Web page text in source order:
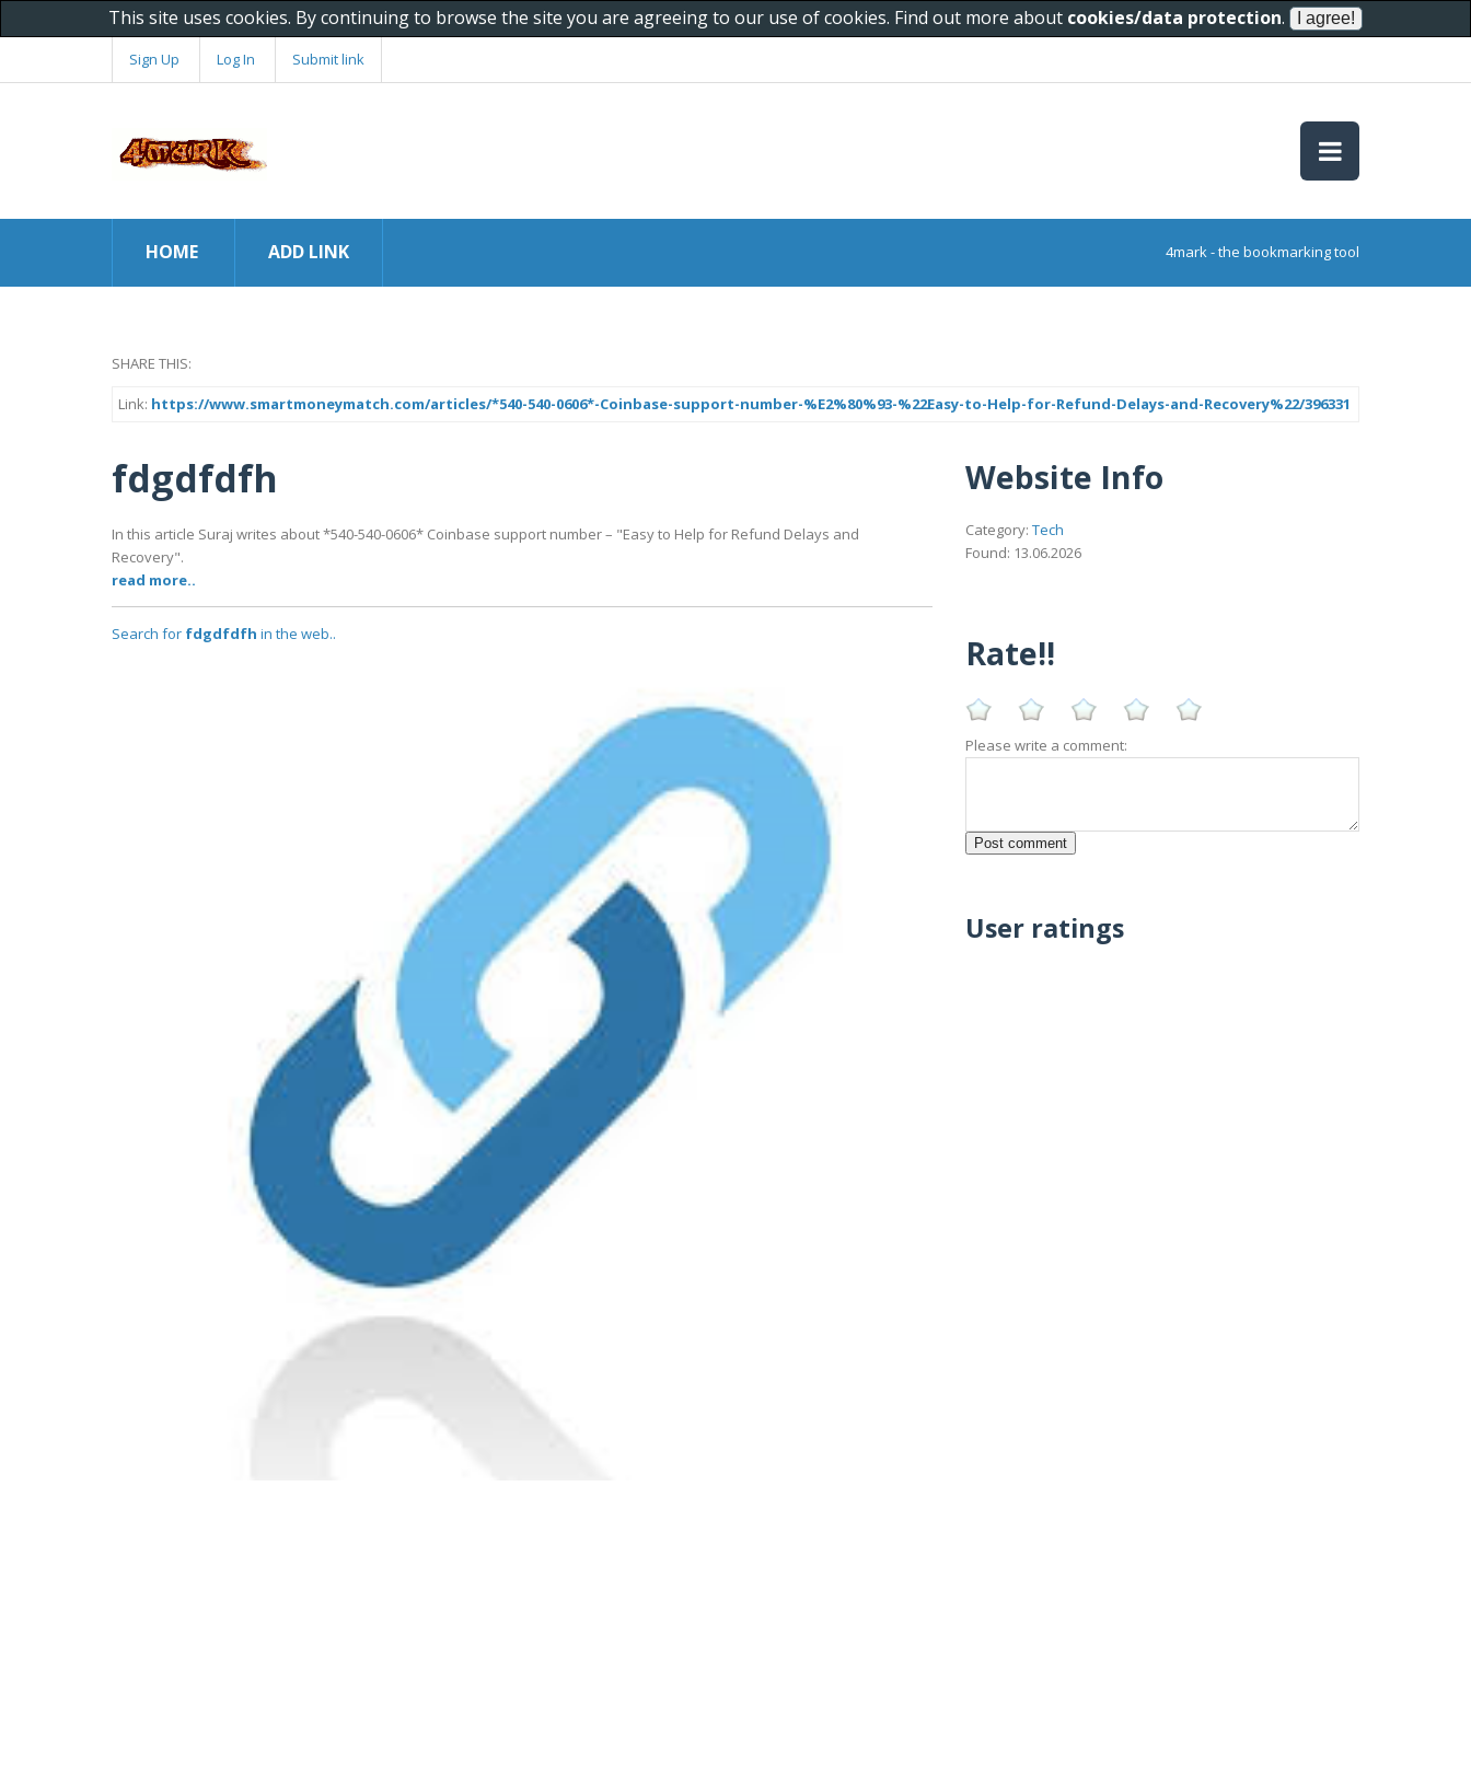
This site uses cookies. By continuing to browse the site you are agreeing to our use of cookies. Find out more about cookies/data protection.
Sign Up Log In Submit link
HOME ADD LINK 4mark - the bookmarking tool
SHARE THIS:
Link: https://www.smartmoneymatch.com/articles/*540-540-0606*-Coinbase-support-number-%E2%80%93-%22Easy-to-Help-for-Refund-Delays-and-Recovery%22/396331
fdgdfdfh
In this article Suraj writes about *540-540-0606* Coinbase support number – "Easy to Help for Refund Delays and
Recovery".
read more..
Search for fdgdfdfh in the web..
Website Info
Category: Tech
Found: 13.06.2026
Rate!!
Please write a comment:
User ratings